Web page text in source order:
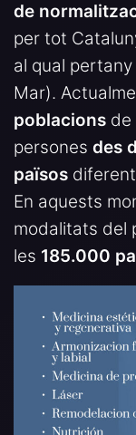
de
per tot
al qual
Mar).
poblacions de
persones des
països
En aquests
modalitats del
les 185.000